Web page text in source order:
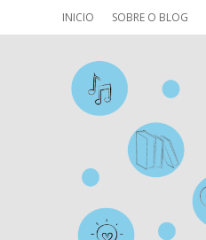
INICIO SOBRE O BLOG